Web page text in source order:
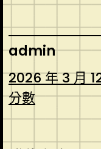
admin
2026 年 3 月
分數